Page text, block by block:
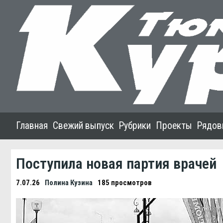
Главная Свежий выпуск Рубрики Проекты
Поступила новая партия врачей
7.07.26 Полина Кузина 185 просмотров